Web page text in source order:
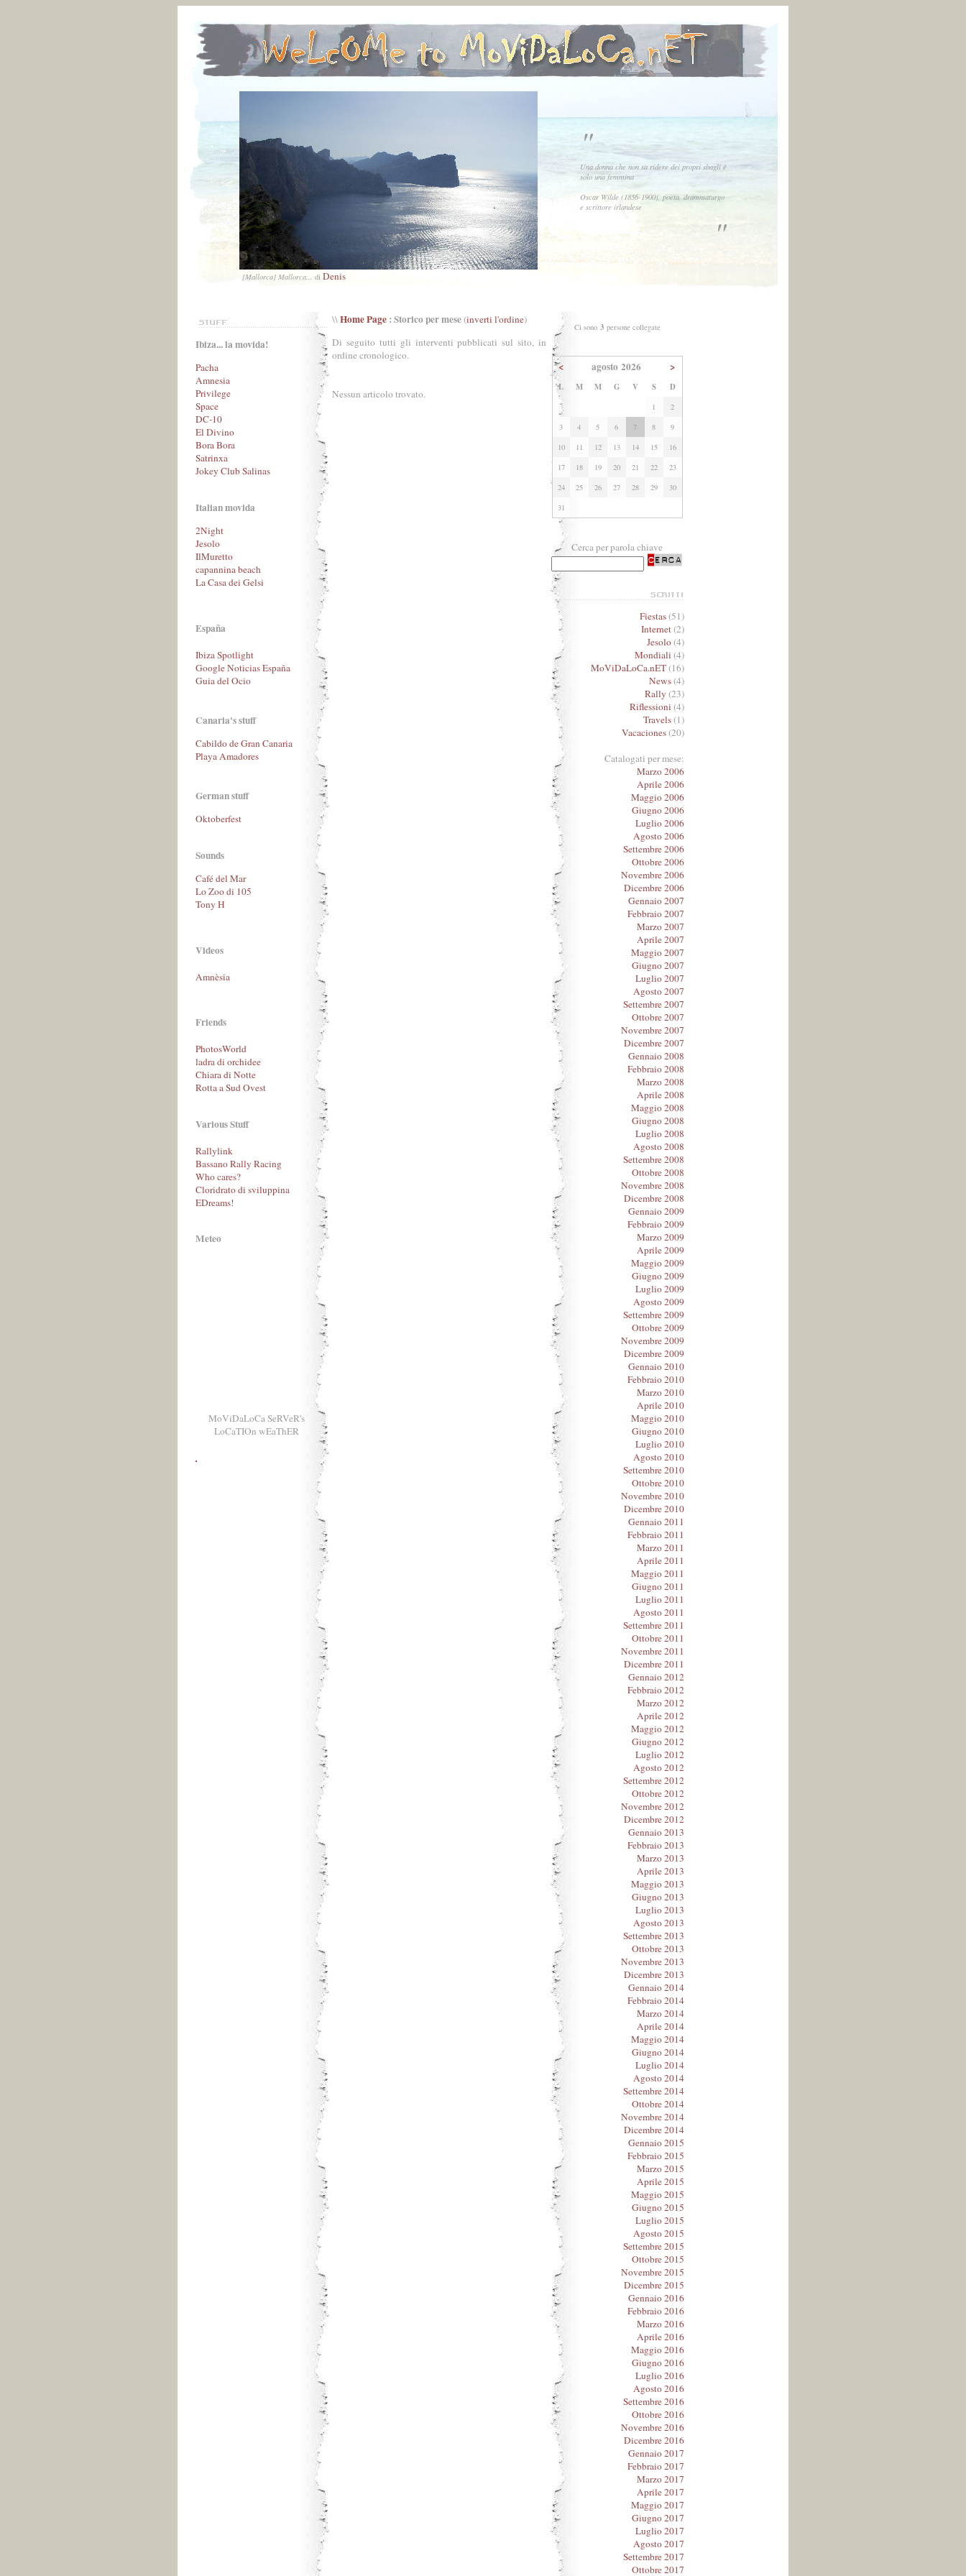
[Mallorca] Mallorca... di Denis
"
Una donna che non sa ridere dei propri sbagli è
solo una femmina
Oscar Wilde (1856-1900), poeta, drammaturgo
e scrittore irlandese
"
Ibiza... la movida!
Pacha
Amnesia
Privilege
Space
DC-10
El Divino
Bora Bora
Satrinxa
Jokey Club Salinas
Italian movida
2Night
Jesolo
IlMuretto
capannina beach
La Casa dei Gelsi
España
Ibiza Spotlight
Google Noticias España
Guia del Ocio
Canaria's stuff
Cabildo de Gran Canaria
Playa Amadores
German stuff
Oktoberfest
Sounds
Café del Mar
Lo Zoo di 105
Tony H
Videos
Amnèsia
Friends
PhotosWorld
ladra di orchidee
Chiara di Notte
Rotta a Sud Ovest
Various Stuff
Rallylink
Bassano Rally Racing
Who cares?
Cloridrato di sviluppina
EDreams!
Meteo
MoViDaLoCa SeRVeR's
LoCaTIOn wEaThER
\\Home Page : Storico per mese(inverti l'ordine)
Di seguito tutti gli interventi pubblicati sul sito, in
ordine cronologico.
Nessun articolo trovato.
Ci sono3 persone collegate
< agosto 2026 >
L M M G V S D
1
2
3
4 5 6 7 8
9
10
11 12 13 14 15
16
17
18 19 20 21 22
23
24
25 26 27 28 29
30
31
Cerca per parola chiave
Fiestas(51)
Internet(2)
Jesolo(4)
Mondiali (4)
MoViDaLoCa.nET(16)
News(4)
Rally (23)
Riflessioni (4)
Travels(1)
Vacaciones(20)
Catalogati per mese:
Marzo 2006
Aprile 2006
Maggio 2006
Giugno 2006
Luglio 2006
Agosto 2006
Settembre 2006
Ottobre 2006
Novembre 2006
Dicembre 2006
Gennaio 2007
Febbraio 2007
Marzo 2007
Aprile 2007
Maggio 2007
Giugno 2007
Luglio 2007
Agosto 2007
Settembre 2007
Ottobre 2007
Novembre 2007
Dicembre 2007
Gennaio 2008
Febbraio 2008
Marzo 2008
Aprile 2008
Maggio 2008
Giugno 2008
Luglio 2008
Agosto 2008
Settembre 2008
Ottobre 2008
Novembre 2008
Dicembre 2008
Gennaio 2009
Febbraio 2009
Marzo 2009
Aprile 2009
Maggio 2009
Giugno 2009
Luglio 2009
Agosto 2009
Settembre 2009
Ottobre 2009
Novembre 2009
Dicembre 2009
Gennaio 2010
Febbraio 2010
Marzo 2010
Aprile 2010
Maggio 2010
Giugno 2010
Luglio 2010
Agosto 2010
Settembre 2010
Ottobre 2010
Novembre 2010
Dicembre 2010
Gennaio 2011
Febbraio 2011
Marzo 2011
Aprile 2011
Maggio 2011
Giugno 2011
Luglio 2011
Agosto 2011
Settembre 2011
Ottobre 2011
Novembre 2011
Dicembre 2011
Gennaio 2012
Febbraio 2012
Marzo 2012
Aprile 2012
Maggio 2012
Giugno 2012
Luglio 2012
Agosto 2012
Settembre 2012
Ottobre 2012
Novembre 2012
Dicembre 2012
Gennaio 2013
Febbraio 2013
Marzo 2013
Aprile 2013
Maggio 2013
Giugno 2013
Luglio 2013
Agosto 2013
Settembre 2013
Ottobre 2013
Novembre 2013
Dicembre 2013
Gennaio 2014
Febbraio 2014
Marzo 2014
Aprile 2014
Maggio 2014
Giugno 2014
Luglio 2014
Agosto 2014
Settembre 2014
Ottobre 2014
Novembre 2014
Dicembre 2014
Gennaio 2015
Febbraio 2015
Marzo 2015
Aprile 2015
Maggio 2015
Giugno 2015
Luglio 2015
Agosto 2015
Settembre 2015
Ottobre 2015
Novembre 2015
Dicembre 2015
Gennaio 2016
Febbraio 2016
Marzo 2016
Aprile 2016
Maggio 2016
Giugno 2016
Luglio 2016
Agosto 2016
Settembre 2016
Ottobre 2016
Novembre 2016
Dicembre 2016
Gennaio 2017
Febbraio 2017
Marzo 2017
Aprile 2017
Maggio 2017
Giugno 2017
Luglio 2017
Agosto 2017
Settembre 2017
Ottobre 2017